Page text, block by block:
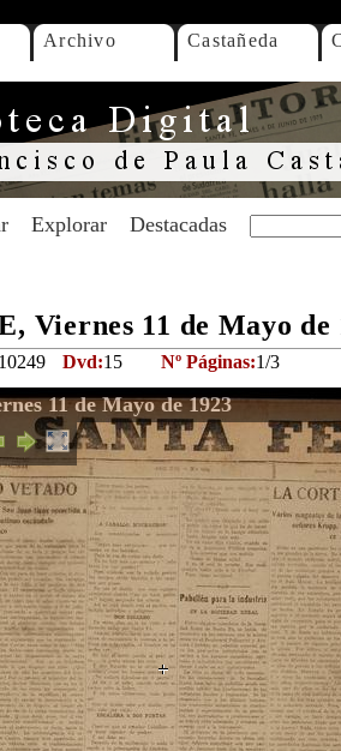
Archivo Castañeda
Explorar Destacadas
Viernes 11 de Mayo
10249 Dvd:15 Nº Páginas:1/3
11 de Mayo de 1923